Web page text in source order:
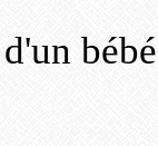
bébé